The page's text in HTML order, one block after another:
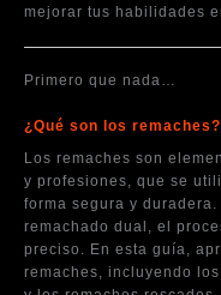
mejorar tus habilidades
Primero que nada…
¿Qué son los remaches?
Los remaches son
y profesiones, que se
forma segura y
remachado dual, el
preciso. En esta guía,
remaches, incluyendo